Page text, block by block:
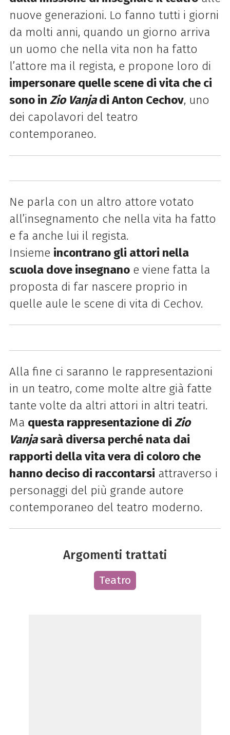
nuove generazioni. Lo fanno tutti i giorni
da molti anni, quando un giorno arriva
un uomo che nella vita non ha fatto
l’attore ma il regista, e propone loro di
impersonare quelle scene di vita che ci
sono in Zio Vanjadi Anton Cechov, uno
dei capolavori del teatro
contemporaneo.
Ne parla con un altro attore votato
all’insegnamento che nella vita ha fatto
e fa anche lui il regista.
Insieme incontrano gli attori nella
scuola dove insegnano e viene fatta la
proposta di far nascere proprio in
quelle aule le scene di vita di Cechov.
Alla fine ci saranno le rappresentazioni
in un teatro, come molte altre già fatte
tante volte da altri attori in altri teatri.
Ma questa rappresentazione di Zio
Vanjasarà diversa perché nata dai
rapporti della vita vera di coloro che
hanno deciso di raccontarsi attraverso i
personaggi del più grande autore
contemporaneo del teatro moderno.
Argomenti trattati
Teatro